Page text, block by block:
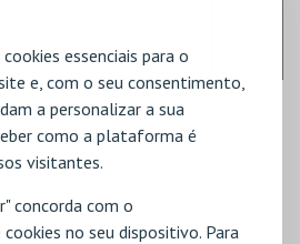
essenciais para o
e, com o seu consentimento,
a personalizar a sua
como a plataforma é
visitantes.
concorda com o
no seu dispositivo. Para